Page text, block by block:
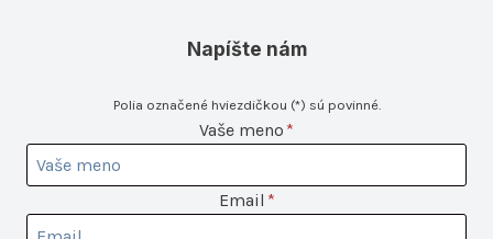
Napíšte nám
Polia označené hviezdičkou (*) sú povinné.
Vaše meno *
meno
Email *